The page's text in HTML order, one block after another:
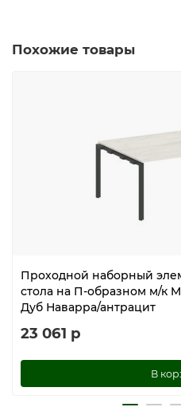
Похожие товары
Проходной наборный
стола на П-образном м/к
Дуб Наварра/антрацит
23 061 р
В